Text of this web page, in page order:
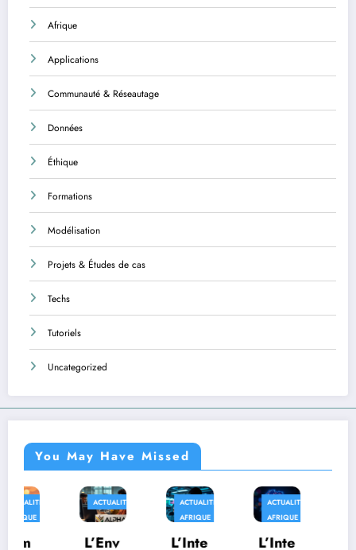
Afrique
Applications
Communauté & Réseautage
Données
Éthique
Formations
Modélisation
Projets & Études de cas
Techs
Tutoriels
Uncategorized
You May Have Missed
ACTUALITÉS
L’Env
ACTUALITÉS
AFRIQUE
L’Inte
ACTUALITÉS
L’Inte
AFRIQUE
Au-